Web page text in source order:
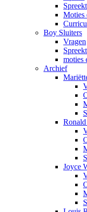
Moties
Boy Sluiters
Vragen
moties
Archief
Joyce